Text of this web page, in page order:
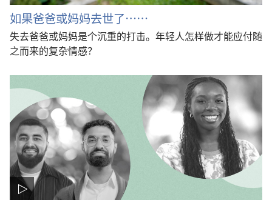
如果爸爸或妈妈去世了……
失去爸爸或妈妈是个沉重的打击。年轻人怎样做才能应付随
之而来的复杂情感？